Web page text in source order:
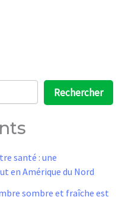
Rechercher
santé : une
en Amérique du Nord
sombre et fraîche est